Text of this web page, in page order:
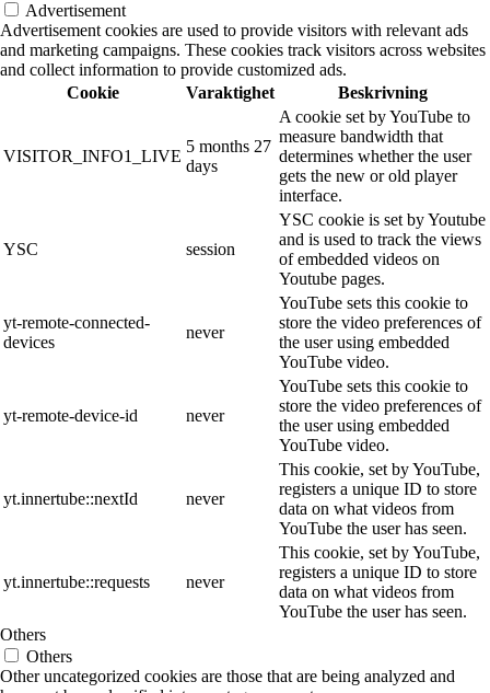
Advertisement
Advertisement cookies are used to provide visitors with relevant ads
and marketing campaigns. These cookies track visitors across websites
and collect information to provide customized ads.
Cookie
Varaktighet Beskrivning
VISITOR_INFO1_LIVE
5 months 27
days
A cookie set by YouTube to
measure bandwidth that
determines whether the user
gets the new or old player
interface.
YSC session
YSC cookie is set by Youtube
and is used to track the views
of embedded videos on
Youtube pages.
yt-remote-connected-
devices
never
YouTube sets this cookie to
store the video preferences of
the user using embedded
YouTube video.
yt-remote-device-id never
YouTube sets this cookie to
store the video preferences of
the user using embedded
YouTube video.
yt.innertube::nextId never
This cookie, set by YouTube,
registers a unique ID to store
data on what videos from
YouTube the user has seen.
yt.innertube::requests never
This cookie, set by YouTube,
registers a unique ID to store
data on what videos from
YouTube the user has seen.
Others
Others
Other uncategorized cookies are those that are being analyzed and